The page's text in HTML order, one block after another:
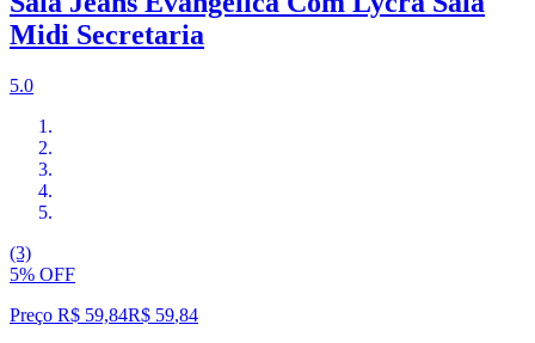
Midi Secretaria
5.0
(3)
5% OFF
Preço R$ 59,84R$ 59,84